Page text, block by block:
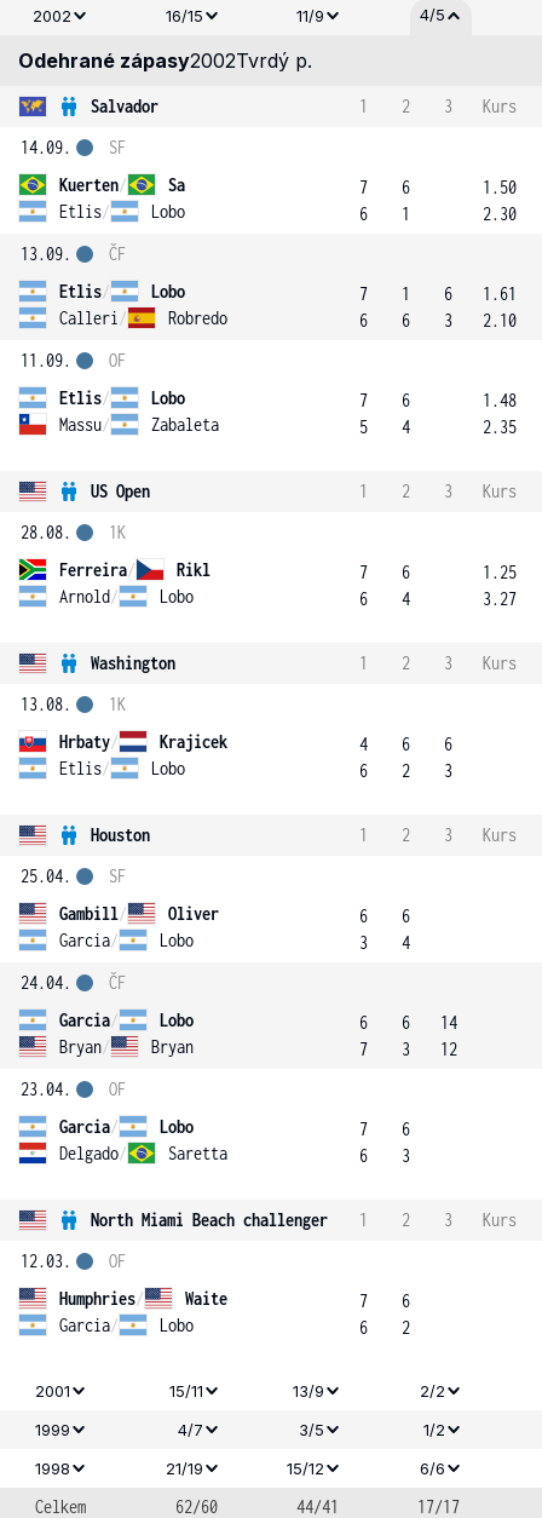
2002
16/15 11/9 4/5
Odehrané zápasy2002Tvrdý p.
Salvador 1 2 3
Kurs
14.09.
Kuerten/
Sa
Etlis/ Lobo
SF
7
6
6
1
1.50
2.30
13.09.
Etlis/
Lobo
Calleri / Robredo
ČF
7
6
1
6
6
3
1.61
2.10
11.09.
Etlis/
Lobo
Massu/ Zabaleta
OF
7
5
6
4
1.48
2.35
US Open 1 2 3
Kurs
28.08.
Ferreira/
Rikl
Arnold/ Lobo
1K
7
6
6
4
1.25
3.27
Washington 1 2 3
Kurs
13.08.
Hrbaty/
Krajicek
Etlis/ Lobo
1K
4
6
6
2
6
3
Houston 1 2 3
Kurs
25.04.
Gambill/
Oliver
Garcia/ Lobo
SF
6
3
6
4
24.04.
Garcia/
Lobo
Bryan/ Bryan
ČF
6
7
6
3
14
12
23.04.
Garcia/
Lobo
Delgado/ Saretta
OF
7
6
6
3
North Miami Beach challenger 1 2 3
Kurs
12.03.
Humphries/
Waite
Garcia/ Lobo
OF
7
6
6
2
2001 15/11 13/9
2/2
1999
4/7 3/5
1/2
1998
21/19 15/12 6/6
Celkem 62/60 44/41 17/17